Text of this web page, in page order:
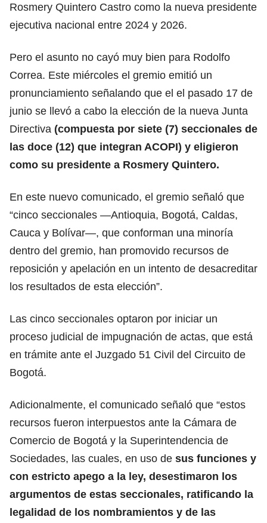
Rosmery Quintero Castro como la nueva presidente
ejecutiva nacional entre 2024 y 2026.
Pero el asunto no cayó muy bien para Rodolfo
Correa. Este miércoles el gremio emitió un
pronunciamiento señalando que el el pasado 17 de
junio se llevó a cabo la elección de la nueva Junta
Directiva (compuesta por siete (7) seccionales de
las doce (12) que integran ACOPI) y eligieron
como su presidente a Rosmery Quintero.
En este nuevo comunicado, el gremio señaló que
“cinco seccionales —Antioquia, Bogotá, Caldas,
Cauca y Bolívar—, que conforman una minoría
dentro del gremio, han promovido recursos de
reposición y apelación en un intento de desacreditar
los resultados de esta elección”.
Las cinco seccionales optaron por iniciar un
proceso judicial de impugnación de actas, que está
en trámite ante el Juzgado 51 Civil del Circuito de
Bogotá.
Adicionalmente, el comunicado señaló que “estos
recursos fueron interpuestos ante la Cámara de
Comercio de Bogotá y la Superintendencia de
Sociedades, las cuales, en uso de sus funciones y
con estricto apego a la ley, desestimaron los
argumentos de estas seccionales, ratificando la
legalidad de los nombramientos y de las